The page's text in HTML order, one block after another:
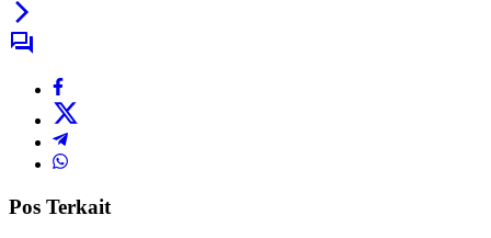
Pos Terkait